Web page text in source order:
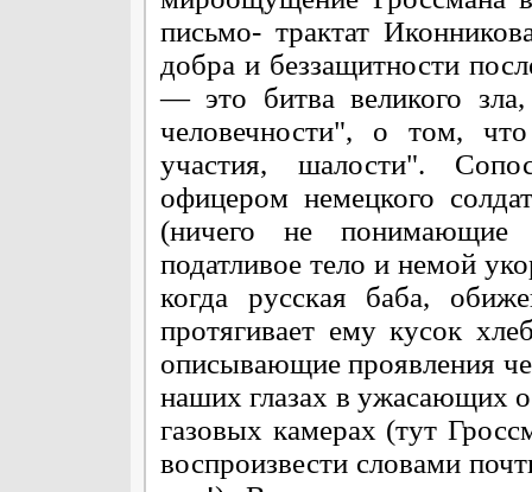
письмо- трактат
добра и беззащитности
— это битва великого
человечности", о том,
участия, шалости".
офицером немецкого
(ничего не понимающие
податливое тело и немой
когда русская баба,
протягивает ему кусок
описывающие проявления
наших глазах в ужасающих
газовых камерах (тут
воспроизвести словами